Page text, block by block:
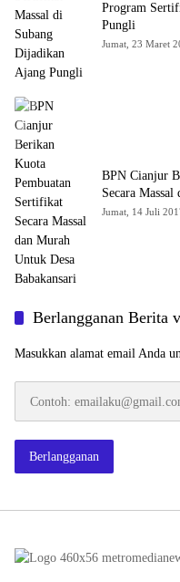
Program
Pungli
Jumat, 23 Maret
BPN Cianjur
Secara
Jumat, 14 Juli
Berlangganan Berita
Masukkan alamat email Anda
emailaku@gmail.com
Berlangganan